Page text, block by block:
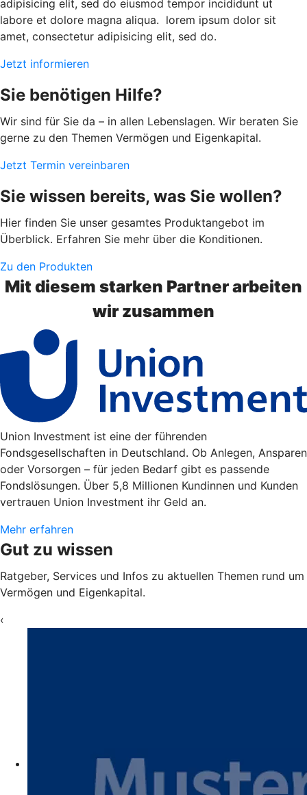
adipisicing elit, sed do eiusmod tempor incididunt ut
labore et dolore magna aliqua. lorem ipsum dolor sit
amet, consectetur adipisicing elit, sed do.
Jetzt informieren
Sie benötigen Hilfe?
Wir sind für Sie da – in allen Lebenslagen. Wir beraten Sie
gerne zu den Themen Vermögen und Eigenkapital.
Jetzt Termin vereinbaren
Sie wissen bereits, was Sie wollen?
Hier finden Sie unser gesamtes Produktangebot im
Überblick. Erfahren Sie mehr über die Konditionen.
Zu den Produkten
Mit diesem starken Partner arbeiten
wir zusammen
Union Investment ist eine der führenden
Fondsgesellschaften in Deutschland. Ob Anlegen, Ansparen
oder Vorsorgen – für jeden Bedarf gibt es passende
Fondslösungen. Über 5,8 Millionen Kundinnen und Kunden
vertrauen Union Investment ihr Geld an.
Mehr erfahren
Gut zu wissen
Ratgeber, Services und Infos zu aktuellen Themen rund um
Vermögen und Eigenkapital.
‹